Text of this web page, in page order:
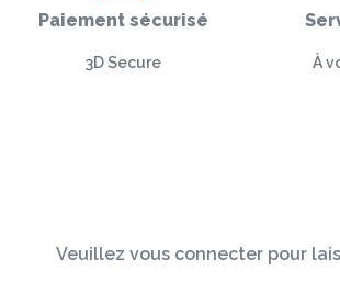
Paiement sécurisé
3D Secure À
Veuillez vous connecter pour